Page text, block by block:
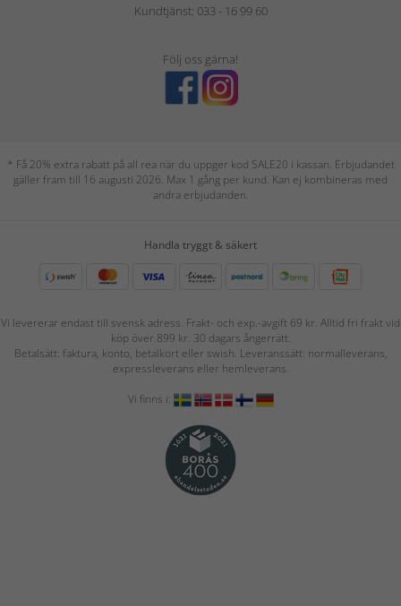
Kundtjänst: 033 - 16 99 60
Följ oss gärna!
* Få 20% extra rabatt på all rea när du uppger kod SALE20 i kassan. Erbjudandet
gäller fram till 16 augusti 2026. Max 1 gång per kund. Kan ej kombineras med
andra erbjudanden.
Handla tryggt & säkert
Vi levererar endast till svensk adress. Frakt- och exp.-avgift 69 kr. Alltid fri frakt vid
köp över 899 kr. 30 dagars ångerrätt.
Betalsätt: faktura, konto, betalkort eller swish. Leveranssätt: normalleverans,
expressleverans eller hemleverans.
Vi finns i: